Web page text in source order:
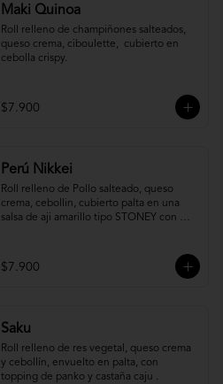
Maki Quinoa
​Roll relleno de champiñones salteados,
queso crema, ciboulette,  cubierto en
cebolla crispy.
$7.900
Perú Nikkei
Roll relleno de Pollo salteado, queso
crema, cebollin, cubierto palta en una
salsa de aji amarillo tipo STONEY con
$7.900
Saku
Roll relleno de res vegetal, queso crema
y cebollín, envuelto en palta, con
topping de panko y castaña caju .